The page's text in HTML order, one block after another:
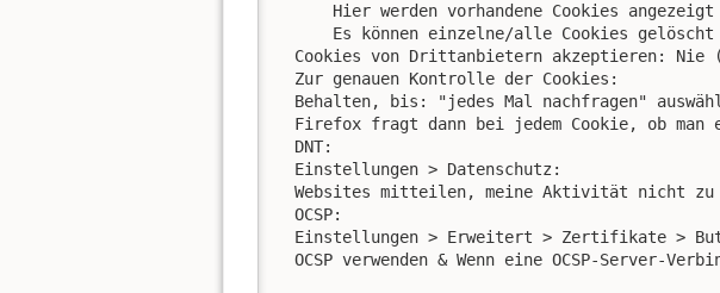
      Hier werden vorhandene Cookies angezeigt
Es können einzelne/alle Cookies gelöscht
Cookies von Drittanbietern akzeptieren: Nie
  Zur genauen Kontrolle der Cookies:
Behalten, bis: "jedes Mal nachfragen"
Firefox fragt dann bei jedem Cookie, ob man
  DNT:
  Einstellungen > Datenschutz:
Websites mitteilen, meine Aktivität nicht zu
  OCSP:
Einstellungen > Erweitert > Zertifikate >
OCSP verwenden & Wenn eine OCSP-Server-